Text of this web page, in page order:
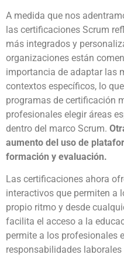
A medida que nos
las certificaciones Scrum
más integrados y
organizaciones están
importancia de adaptar las
contextos específicos, lo
programas de certificación
profesionales elegir áreas
dentro del marco Scrum.
aumento del uso de
formación y evaluación.
Las certificaciones ahora
interactivos que permiten a
propio ritmo y desde
facilita el acceso a la
permite a los profesionales
responsabilidades laborales